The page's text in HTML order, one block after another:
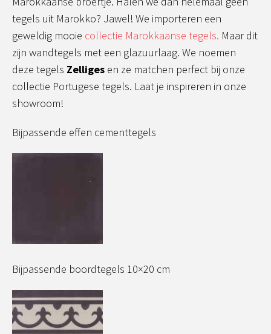
tegels uit Marokko? Jawel! We importeren een
geweldig mooie collectie Marokkaanse tegels. Maar dit
zijn wandtegels met een glazuurlaag. We noemen
deze tegels Zelliges en ze matchen perfect bij onze
collectie Portugese tegels. Laat je inspireren in onze
showroom!
Bijpassende effen cementtegels
Bijpassende boordtegels 10×20 cm